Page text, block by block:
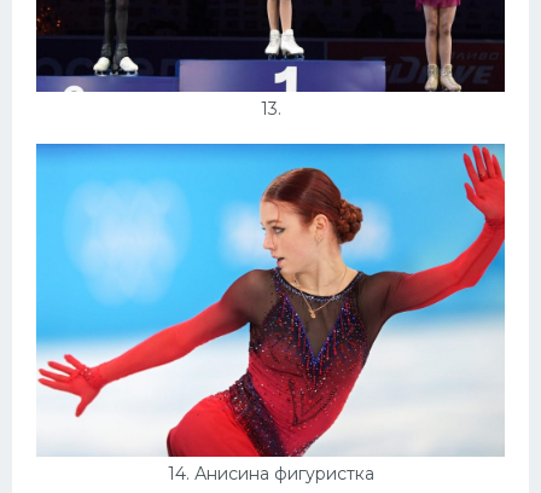
13.
14. Анисина фигуристка